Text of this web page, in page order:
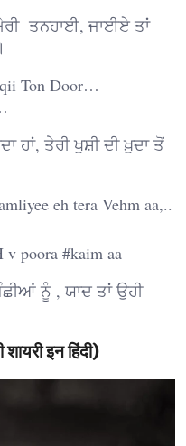
ਤਨਹਾਈ, ਜਾਈਏ ਤਾਂ
Ton Door…
ਹਾਂ, ਤੇਰੀ ਖੁਸ਼ੀ ਦੀ ਖ਼ੁਦਾ ਤੋਂ
eh tera Vehm aa,..
v poora #kaim aa
ਨੂੰ , ਯਾਦ ਤਾਂ ਉਹੀ
इन हिंदी)